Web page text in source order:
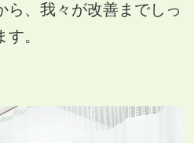
ら、我々が改善までしっ
。